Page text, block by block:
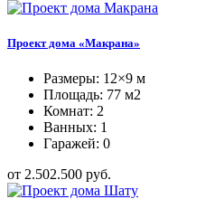
Проект дома «Макрана»
Размеры: 12×9 м
Площадь: 77 м2
Комнат: 2
Ванных: 1
Гаражей: 0
от 2.502.500 руб.